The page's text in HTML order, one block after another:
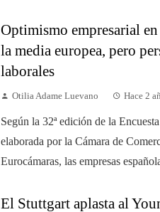
Optimismo empresarial
la media europea, pero
laborales
Otilia Adame Luevano Hace 2
Según la 32ª edición de la
elaborada por la Cámara de
Eurocámaras, las empresas
El Stuttgart aplasta al